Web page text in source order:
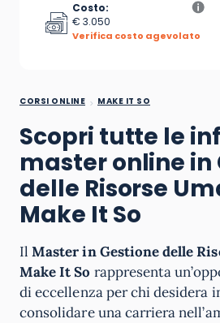
Costo:
€ 3.050
Verifica costo agevolato
CORSI ONLINE MAKE IT SO
Scopri tutte le
master online in
delle Risorse
Make It So
IlMaster in Gestione delle
Make It So rappresenta
di eccellenza per chi desidera
consolidare una carriera